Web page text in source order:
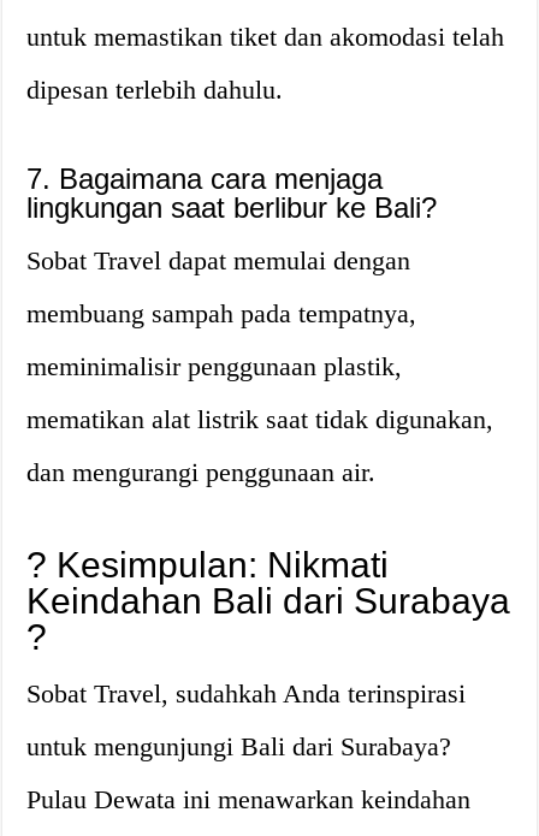
untuk memastikan tiket dan akomodasi telah
dipesan terlebih dahulu.
7. Bagaimana cara menjaga
lingkungan saat berlibur ke Bali?
Sobat Travel dapat memulai dengan
membuang sampah pada tempatnya,
meminimalisir penggunaan plastik,
mematikan alat listrik saat tidak digunakan,
dan mengurangi penggunaan air.
? Kesimpulan: Nikmati
Keindahan Bali dari Surabaya
?
Sobat Travel, sudahkah Anda terinspirasi
untuk mengunjungi Bali dari Surabaya?
Pulau Dewata ini menawarkan keindahan